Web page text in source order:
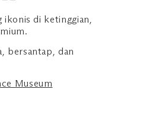
ikonis di ketinggian,
bersantap, dan
Museum